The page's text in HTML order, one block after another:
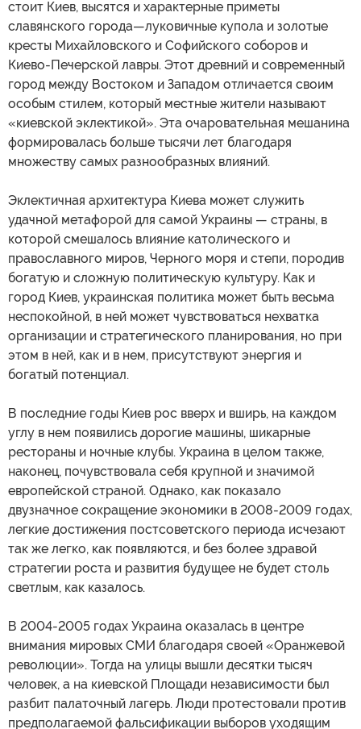
стоит Киев, высятся и характерные приметы
славянского города—луковичные купола и золотые
кресты Михайловского и Софийского соборов и
Киево-Печерской лавры. Этот древний и современный
город между Востоком и Западом отличается своим
особым стилем, который местные жители называют
«киевской эклектикой». Эта очаровательная мешанина
формировалась больше тысячи лет благодаря
множеству самых разнообразных влияний.
Эклектичная архитектура Киева может служить
удачной метафорой для самой Украины — страны, в
которой смешалось влияние католического и
православного миров, Черного моря и степи, породив
богатую и сложную политическую культуру. Как и
город Киев, украинская политика может быть весьма
неспокойной, в ней может чувствоваться нехватка
организации и стратегического планирования, но при
этом в ней, как и в нем, присутствуют энергия и
богатый потенциал.
В последние годы Киев рос вверх и вширь, на каждом
углу в нем появились дорогие машины, шикарные
рестораны и ночные клубы. Украина в целом также,
наконец, почувствовала себя крупной и значимой
европейской страной. Однако, как показало
двузначное сокращение экономики в 2008-2009 годах,
легкие достижения постсоветского периода исчезают
так же легко, как появляются, и без более здравой
стратегии роста и развития будущее не будет столь
светлым, как казалось.
В 2004-2005 годах Украина оказалась в центре
внимания мировых СМИ благодаря своей «Оранжевой
революции». Тогда на улицы вышли десятки тысяч
человек, а на киевской Площади независимости был
разбит палаточный лагерь. Люди протестовали против
предполагаемой фальсификации выборов уходящим